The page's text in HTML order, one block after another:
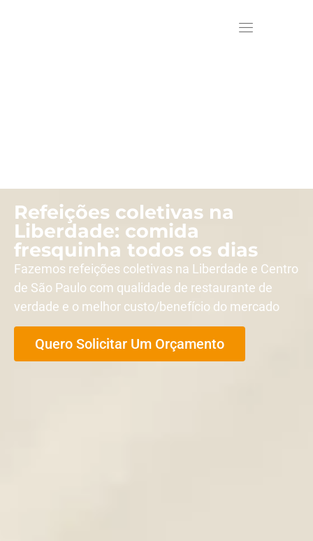
Refeições coletivas na
Liberdade: comida
fresquinha todos os dias
Fazemos refeições coletivas na Liberdade e Centro
de São Paulo com qualidade de restaurante de
verdade e o melhor custo/benefício do mercado
Quero Solicitar Um Orçamento